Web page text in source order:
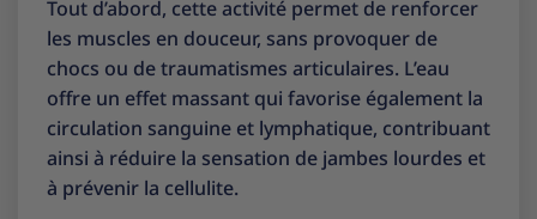
Tout d’abord, cette activité permet de renforcer
les muscles en douceur, sans provoquer de
chocs ou de traumatismes articulaires. L’eau
offre un effet massant qui favorise également la
circulation sanguine et lymphatique, contribuant
ainsi à réduire la sensation de jambes lourdes et
à prévenir la cellulite.